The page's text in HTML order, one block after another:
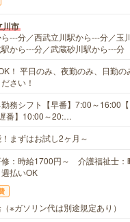
川市
---分／西武立川駅から---分／玉
駅から---分／武蔵砂川駅から---分
！ 平日のみ、夜勤のみ、日勤の
さい！
務シフト【早番】7:00～16:00
番】10:00～20:…
まずはお試し2ヶ月～
修：時給1700円～ 介護福祉士
払いOK
※ガソリン代は別途規定あり）